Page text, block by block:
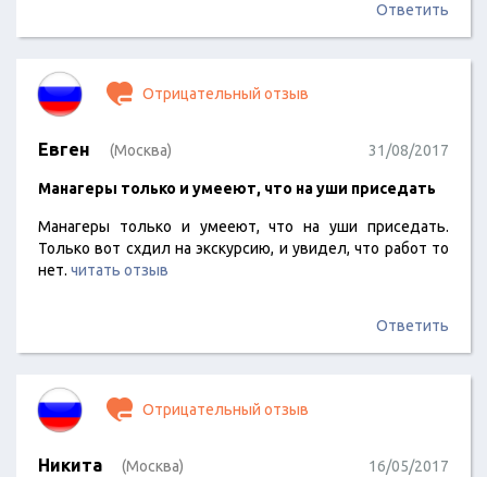
Ответить
Отрицательный отзыв
Евген (Москва) 31/08/2017
Манагеры только и умееют, что на уши приседать
Манагеры только и умееют, что на уши приседать.
Только вот схдил на экскурсию, и увидел, что работ то
нет. читать отзыв
Ответить
Отрицательный отзыв
Никита (Москва) 16/05/2017